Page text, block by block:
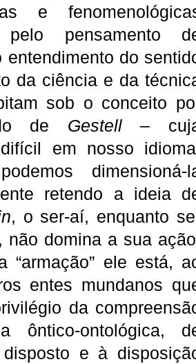
e
pelo pensamento
entendimento do
da ciência e da
sob o conceito
de Gestell–
em nosso
dimensioná-
retendo a ideia
, o ser-aí, enquanto
domina a sua
“armação” ele está,
entes mundanos
da
ôntico-ontológica,
e à